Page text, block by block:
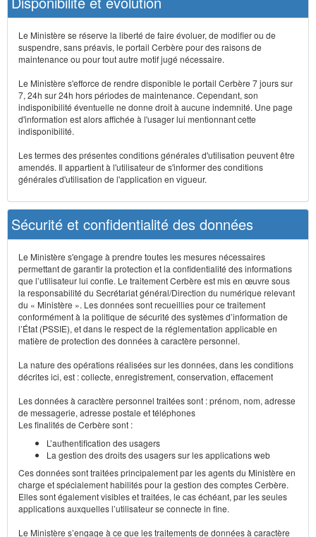
Le Ministère se réserve la liberté de faire évoluer, de modifier ou de
suspendre, sans préavis, le portail Cerbère pour des raisons de
maintenance ou pour tout autre motif jugé nécessaire.
Le Ministère s'efforce de rendre disponible le portail Cerbère 7 jours sur
7, 24h sur 24h hors périodes de maintenance. Cependant, son
indisponibilité éventuelle ne donne droit à aucune indemnité. Une page
d'information est alors affichée à l'usager lui mentionnant cette
indisponibilité.
Les termes des présentes conditions générales d'utilisation peuvent être
amendés. Il appartient à l'utilisateur de s'informer des conditions
générales d'utilisation de l'application en vigueur.
Sécurité et confidentialité des données
Le Ministère s'engage à prendre toutes les mesures nécessaires
permettant de garantir la protection et la confidentialité des informations
que l’utilisateur lui confie. Le traitement Cerbère est mis en œuvre sous
la responsabilité du Secrétariat général/Direction du numérique relevant
du « Ministère ». Les données sont recueillies pour ce traitement
conformément à la politique de sécurité des systèmes d’information de
l’État (PSSIE), et dans le respect de la réglementation applicable en
matière de protection des données à caractère personnel.
La nature des opérations réalisées sur les données, dans les conditions
décrites ici, est : collecte, enregistrement, conservation, effacement
Les données à caractère personnel traitées sont : prénom, nom, adresse
de messagerie, adresse postale et téléphones
Les finalités de Cerbère sont :
L’authentification des usagers
La gestion des droits des usagers sur les applications web
Ces données sont traitées principalement par les agents du Ministère en
charge et spécialement habilités pour la gestion des comptes Cerbère.
Elles sont également visibles et traitées, le cas échéant, par les seules
applications auxquelles l’utilisateur se connecte in fine.
Le Ministère s’engage à ce que les traitements de données à caractère